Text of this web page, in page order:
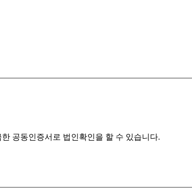
공동인증서로 법인확인을 할 수 있습니다.